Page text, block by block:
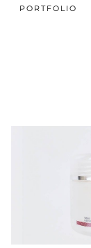
PORTFOLIO